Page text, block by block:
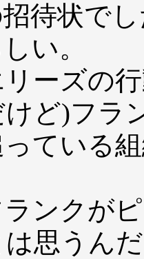
待状でし
い。
ーズの
ど)フラ
ている
ンクが
は思うん